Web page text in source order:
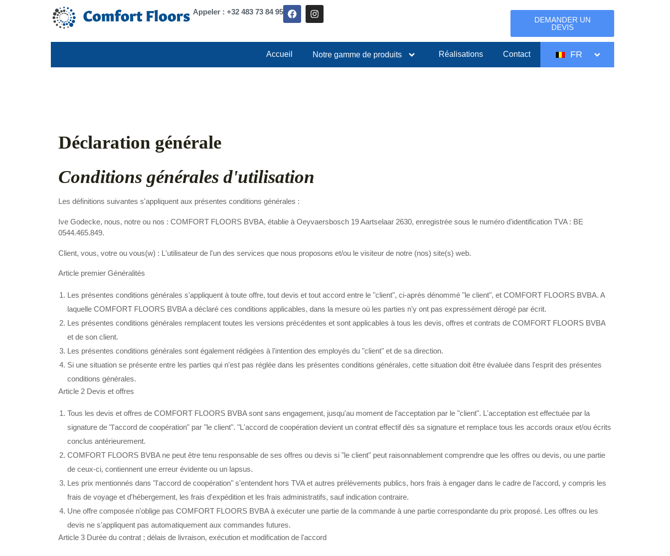
Appeler : +32 483 73 84 95
DEMANDER UN
DEVIS
Accueil Notre gamme de produits Réalisations Contact FR
Déclaration générale
Conditions générales d'utilisation
Les définitions suivantes s'appliquent aux présentes conditions générales :
Ive Godecke, nous, notre ou nos : COMFORT FLOORS BVBA, établie à Oeyvaersbosch 19 Aartselaar 2630, enregistrée sous le numéro d'identification TVA : BE
0544.465.849.
Client, vous, votre ou vous(w) : L'utilisateur de l'un des services que nous proposons et/ou le visiteur de notre (nos) site(s) web.
Article premier Généralités
Les présentes conditions générales s'appliquent à toute offre, tout devis et tout accord entre le "client", ci-après dénommé "le client", et COMFORT FLOORS BVBA. A
laquelle COMFORT FLOORS BVBA a déclaré ces conditions applicables, dans la mesure où les parties n'y ont pas expressément dérogé par écrit.
Les présentes conditions générales remplacent toutes les versions précédentes et sont applicables à tous les devis, offres et contrats de COMFORT FLOORS BVBA
et de son client.
Les présentes conditions générales sont également rédigées à l'intention des employés du "client" et de sa direction.
Si une situation se présente entre les parties qui n'est pas réglée dans les présentes conditions générales, cette situation doit être évaluée dans l'esprit des présentes
conditions générales.
Article 2 Devis et offres
Tous les devis et offres de COMFORT FLOORS BVBA sont sans engagement, jusqu'au moment de l'acceptation par le "client". L'acceptation est effectuée par la
signature de "l'accord de coopération" par "le client". "L'accord de coopération devient un contrat effectif dès sa signature et remplace tous les accords oraux et/ou écrits
conclus antérieurement.
COMFORT FLOORS BVBA ne peut être tenu responsable de ses offres ou devis si "le client" peut raisonnablement comprendre que les offres ou devis, ou une partie
de ceux-ci, contiennent une erreur évidente ou un lapsus.
Les prix mentionnés dans "l'accord de coopération" s'entendent hors TVA et autres prélèvements publics, hors frais à engager dans le cadre de l'accord, y compris les
frais de voyage et d'hébergement, les frais d'expédition et les frais administratifs, sauf indication contraire.
Une offre composée n'oblige pas COMFORT FLOORS BVBA à exécuter une partie de la commande à une partie correspondante du prix proposé. Les offres ou les
devis ne s'appliquent pas automatiquement aux commandes futures.
Article 3 Durée du contrat ; délais de livraison, exécution et modification de l'accord